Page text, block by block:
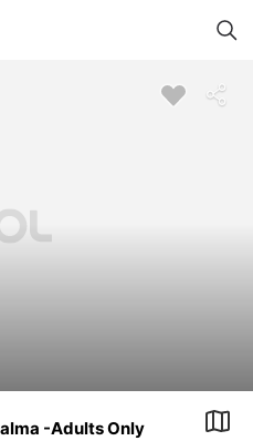
-Adults Only